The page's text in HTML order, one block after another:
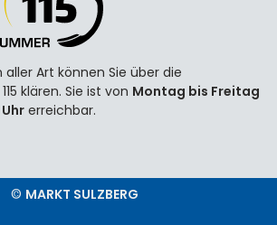
Art können Sie über die
klären. Sie ist von Montag bis Freitag
erreichbar.
© MARKT SULZBERG